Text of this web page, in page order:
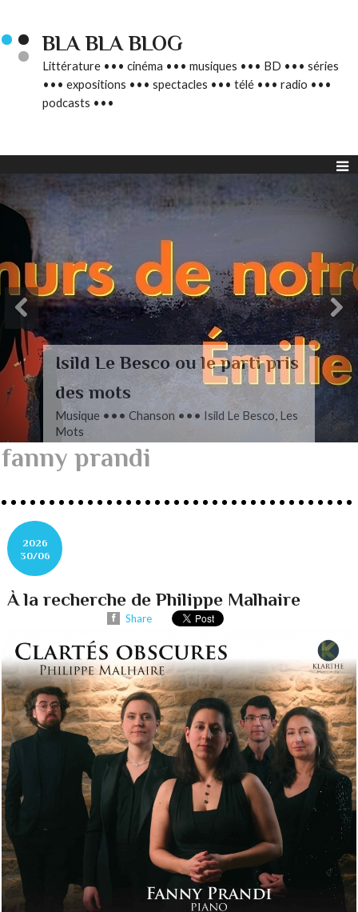
BLA BLA BLOG
Littérature ••• cinéma ••• musiques ••• BD ••• séries
••• expositions ••• spectacles ••• télé ••• radio •••
podcasts •••
L’autre Mendelssohn
Musique ••• Classique ••• Fanny
Mendelssohn, Das Jahr
fanny prandi
2026
30/06
À la recherche de Philippe Malhaire
Share